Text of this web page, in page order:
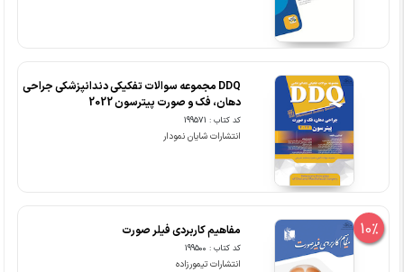
DDQ مجموعه سوالات تفکیکی دندانپزشکی جراحی
دهان، فک و صورت پیترسون 2022
کد کتاب : 199571
انتشارات شایان نمودار
10% مفاهیم کاربردی فیلر صورت
کد کتاب : 199500
انتشارات تیمورزاده